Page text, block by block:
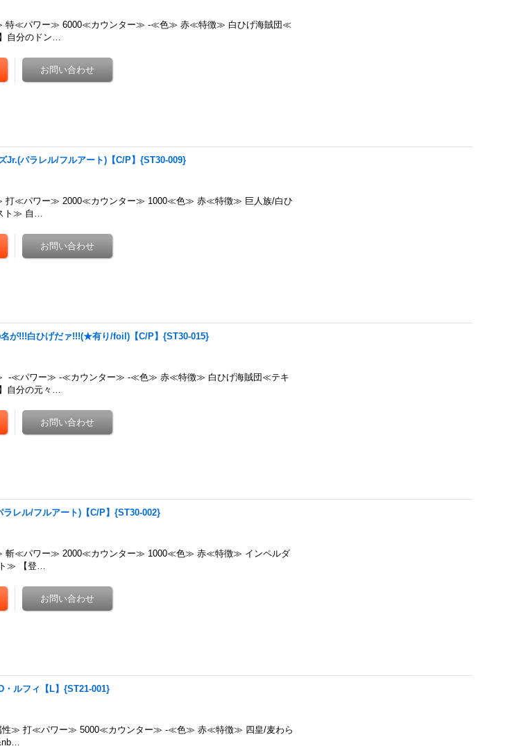
≪パワー≫ 6000≪カウンター≫ -≪色≫ 赤≪特徴≫ 白ひげ海賊団≪
自分のドン…
Jr.(パラレル/フルアート)【C/P】{ST30-009}
≪パワー≫ 2000≪カウンター≫ 1000≪色≫ 赤≪特徴≫ 巨人族/白ひ
ト≫ 自…
名が!!!白ひげだァ!!!(★有り/foil)【C/P】{ST30-015}
≪パワー≫ -≪カウンター≫ -≪色≫ 赤≪特徴≫ 白ひげ海賊団≪テキ
自分の元々…
ラレル/フルアート)【C/P】{ST30-002}
≪パワー≫ 2000≪カウンター≫ 1000≪色≫ 赤≪特徴≫ インペルダ
≫ 【登…
・ルフィ【L】{ST21-001}
≫ 打≪パワー≫ 5000≪カウンター≫ -≪色≫ 赤≪特徴≫ 四皇/麦わら